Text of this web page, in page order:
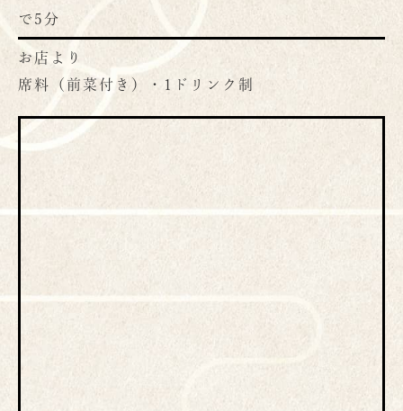
で5分
お店より
席料（前菜付き）・1ドリンク制